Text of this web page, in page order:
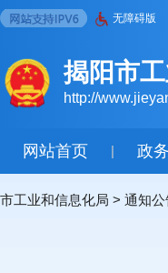
无障碍版
揭阳市
http://
网站首页 | 政
市工业和信息化局 > 通知公